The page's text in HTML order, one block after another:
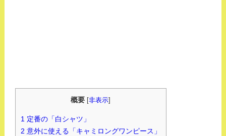
概要 [非表示]
1定番の「白シャツ」
2 意外に使える「キャミロングワンピース」